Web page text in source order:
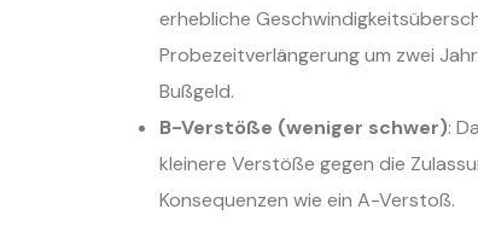
erhebliche
Probezeitverlängerung um zwei
Bußgeld.
B-Verstöße (weniger schwer):
kleinere Verstöße gegen die
Konsequenzen wie ein A-Verstoß.